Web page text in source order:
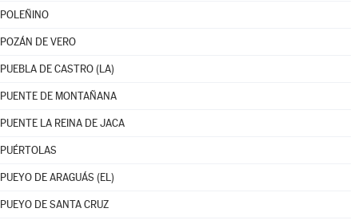
POLEÑINO
POZÁN DE VERO
PUEBLA DE CASTRO (LA)
PUENTE DE MONTAÑANA
PUENTE LA REINA DE JACA
PUÉRTOLAS
PUEYO DE ARAGUÁS (EL)
PUEYO DE SANTA CRUZ